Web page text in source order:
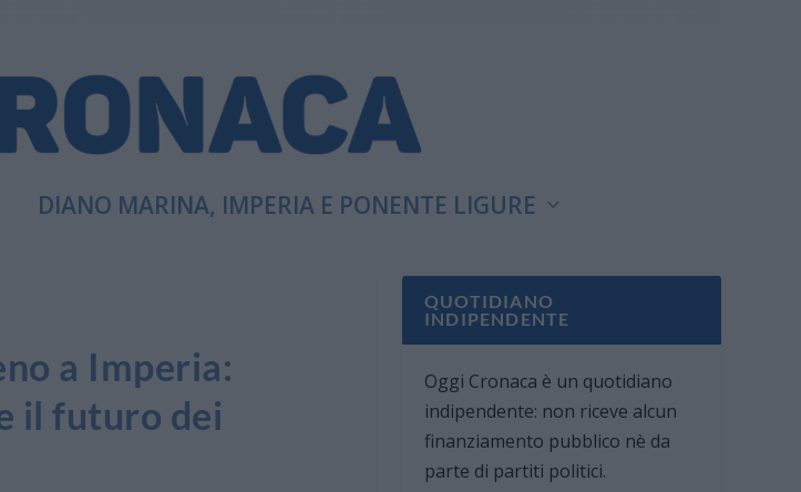
DIANO MARINA, IMPERIA E PONENTE LIGURE
a Imperia:
il futuro dei
QUOTIDIANO
INDIPENDENTE
Oggi Cronaca è un quotidiano
indipendente: non riceve alcun
finanziamento pubblico nè da
parte di partiti politici.